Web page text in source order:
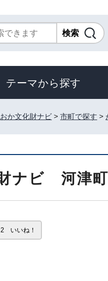
テーマから探す
か文化財ナビ > 市町で探す >
ナビ 河津町
2 いいね！